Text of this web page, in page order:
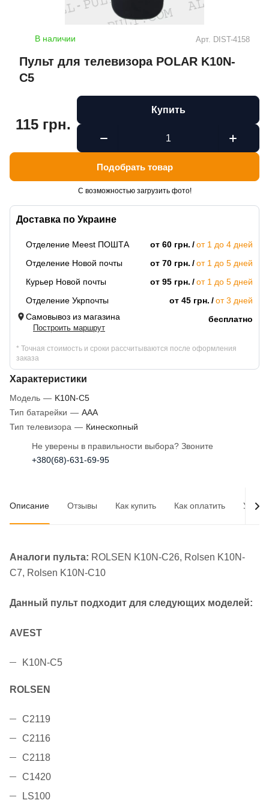
В наличии Арт. DIST-4158
Пульт для телевизора POLAR K10N-
C5
Доставка по Украине
Отделение Meest ПОШТА от 60 грн.
от 1 до 4 дней
Отделение Новой почты
от 70 грн.
от 1 до 5 дней
Курьер Новой почты
от 95 грн.
от 1 до 5 дней
Отделение Укрпочты
от 45 грн.
от 3 дней
Самовывоз из магазина
Построить маршрут
бесплатно
* Точная стоимость и сроки рассчитываются после оформления
заказа
Характеристики
Модель — K10N-C5
Тип батарейки — AAA
Тип телевизора — Кинескопный
115 грн.
Купить
Подобрать товар
С возможностью загрузить фото!
Не уверены в правильности выбора? Звоните
+380(68)-631-69-95
Описание Отзывы Как купить Как оплатить
Аналоги пульта: ROLSEN K10N-C26, Rolsen K10N-
C7, Rolsen K10N-C10
Данный пульт подходит для следующих моделей:
AVEST
K10N-C5
ROLSEN
C2119
C2116
C2118
C1420
LS100